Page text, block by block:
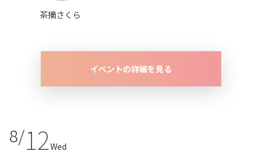
茶摘さくら
イベントの詳細を見る
8/12Wed